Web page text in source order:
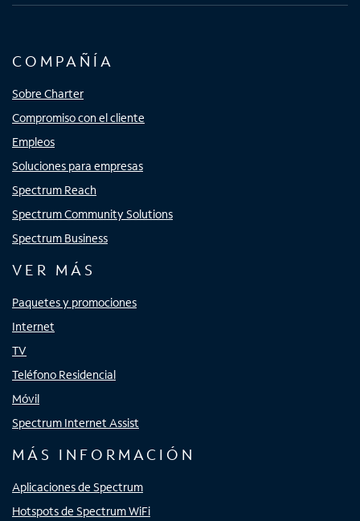
COMPAÑÍA
Sobre Charter
Compromiso con el cliente
Empleos
Soluciones para empresas
Spectrum Reach
Spectrum Community Solutions
Spectrum Business
VER MÁS
Paquetes y promociones
Internet
TV
Teléfono Residencial
Móvil
Spectrum Internet Assist
MÁS INFORMACIÓN
Aplicaciones de Spectrum
Hotspots de Spectrum WiFi